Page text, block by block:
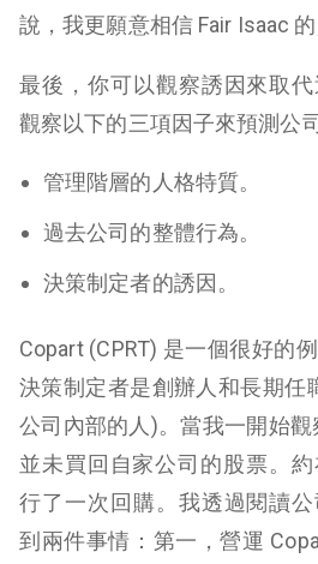
說，我更願意相信 Fair Isaac 的
最後，你可以觀察誘因來取
觀察以下的三項因子來預測公
管理階層的人格特質。
過去公司的整體行為。
決策制定者的誘因。
Copart (CPRT) 是一個很好的
決策制定者是創辦人和長期任
公司內部的人)。當我一開始觀
並未買回自家公司的股票。
行了一次回購。我透過閱讀
到兩件事情：第一，營運